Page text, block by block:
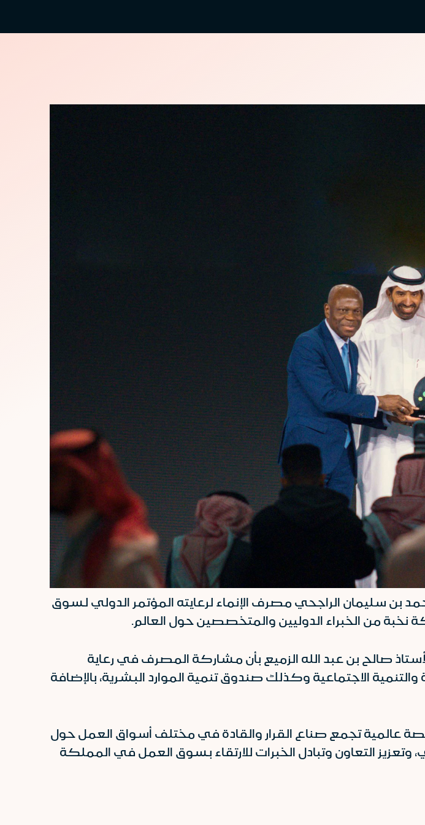
بن سليمان الراجحي مصرف الإنماء لرعايته المؤتمر الدولي لسوق
صالح بن عبد الله الزميع بأن مشاركة المصرف في رعاية
الاجتماعية وكذلك صندوق تنمية الموارد البشرية، بالإضافة
عالمية تجمع صناع القرار والقادة في مختلف أسواق العمل حول
وتعزيز التعاون وتبادل الخبرات للارتقاء بسوق العمل في المملكة